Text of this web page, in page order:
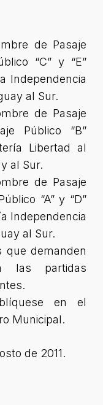
de Pasaje
“C” y “E”
Independencia
al Sur.
de Pasaje
Público “B”
Libertad al
al Sur.
de Pasaje
“A” y “D”
Independencia
al Sur.
demanden
las partidas
en el
Municipal.
de 2011.